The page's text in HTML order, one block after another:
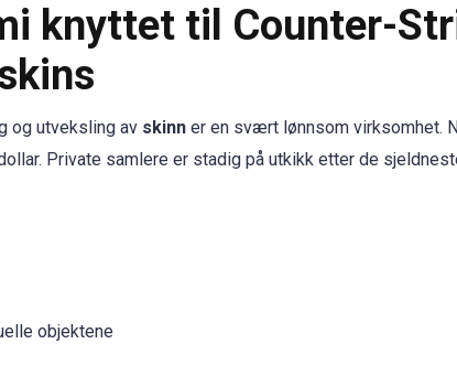
knyttet til Counter-
og utveksling av skinn er en svært lønnsom virksomhet.
Private samlere er stadig på utkikk etter de
objektene